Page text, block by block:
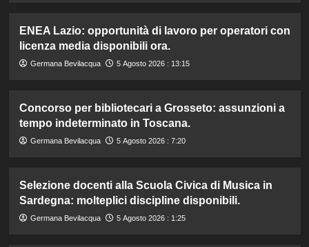
ENEA Lazio: opportunità di lavoro per operatori con
licenza media disponibili ora.
Germana Bevilacqua 5 Agosto 2026 : 13:15
Concorso per bibliotecari a Grosseto: assunzioni a
tempo indeterminato in Toscana.
Germana Bevilacqua 5 Agosto 2026 : 7:20
Selezione docenti alla Scuola Civica di Musica in
Sardegna: molteplici discipline disponibili.
Germana Bevilacqua 5 Agosto 2026 : 1:25